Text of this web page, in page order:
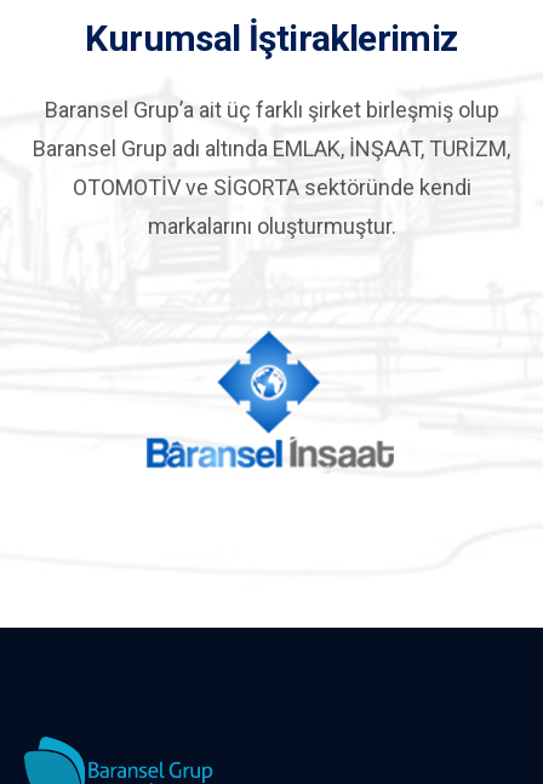
Kurumsal İştiraklerimiz
Baransel Grup’a ait üç farklı şirket birleşmiş olup
Baransel Grup adı altında EMLAK, İNŞAAT, TURİZM,
OTOMOTİV ve SİGORTA sektöründe kendi
markalarını oluşturmuştur.